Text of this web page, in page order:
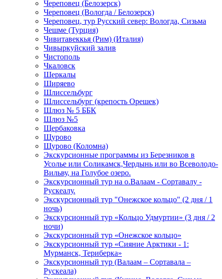
Череповец (Белозерск)
Череповец (Вологда / Белозерск)
Череповец, тур Русский север: Вологда, Сизьма
Чешме (Турция)
Чивитавеккья (Рим) (Италия)
Чивыркуйский залив
Чистополь
Чкаловск
Шеркалы
Ширяево
Шлиссельбург
Шлиссельбург (крепость Орешек)
Шлюз № 5 ББК
Шлюз №5
Щербаковка
Щурово
Щурово (Коломна)
Экскурсионные программы из Березников в
Усолье или Соликамск,Чердынь или во Всеволодо-
Вильву, на Голубое озеро.
Экскурсионный тур на о.Валаам - Сортавалу -
Рускеалу.
Экскурсионный тур "Онежское кольцо" (2 дня / 1
ночь)
Экскурсионный тур «Кольцо Удмуртии» (3 дня / 2
ночи)
Экскурсионный тур «Онежское кольцо»
Экскурсионный тур «Сияние Арктики - 1:
Мурманск, Териберка»
Экскурсионный тур (Валаам – Сортавала –
Рускеала)